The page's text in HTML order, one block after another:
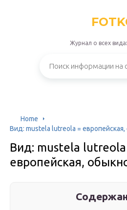
Журнал о всех
Home
Вид: mustela lutreola =
Вид: mustela lutreola
европейская,